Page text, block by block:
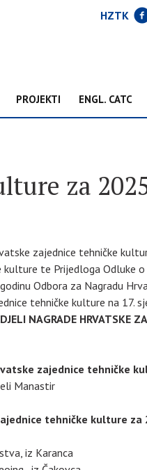
HZTK
PROJEKTI ENGL. CATC
za
zajednice tehničke
kulture te Prijedloga Odluke
Odbora za Nagradu
tehničke kulture na 17.
NAGRADE HRVATSKE
zajednice tehničke
Manastir
tehničke kulture za
iz Karanca